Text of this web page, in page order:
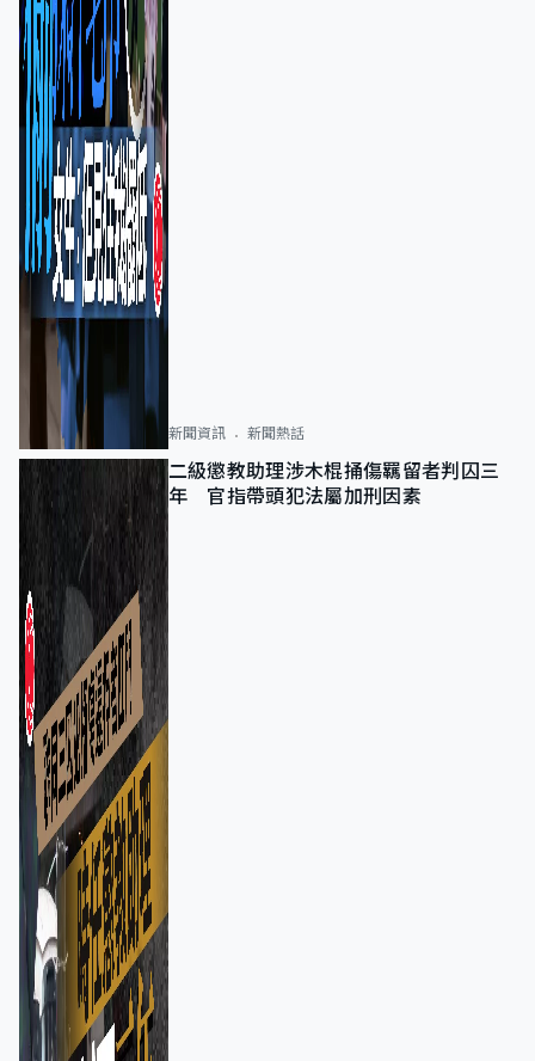
新聞資訊 新聞熱話
二級懲教助理涉木棍捅傷羈留者判囚三
年 官指帶頭犯法屬加刑因素